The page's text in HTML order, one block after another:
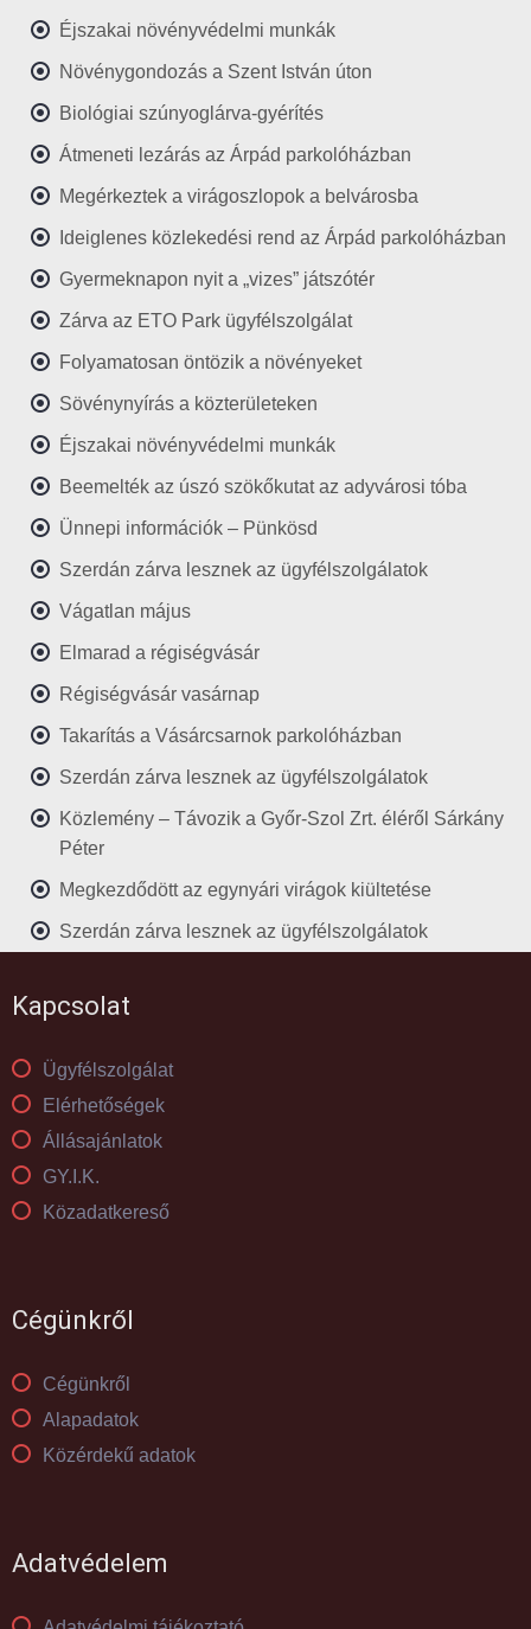
Éjszakai növényvédelmi munkák
Növénygondozás a Szent István úton
Biológiai szúnyoglárva-gyérítés
Átmeneti lezárás az Árpád parkolóházban
Megérkeztek a virágoszlopok a belvárosba
Ideiglenes közlekedési rend az Árpád parkolóházban
Gyermeknapon nyit a „vizes” játszótér
Zárva az ETO Park ügyfélszolgálat
Folyamatosan öntözik a növényeket
Sövénynyírás a közterületeken
Éjszakai növényvédelmi munkák
Beemelték az úszó szökőkutat az adyvárosi tóba
Ünnepi információk – Pünkösd
Szerdán zárva lesznek az ügyfélszolgálatok
Vágatlan május
Elmarad a régiségvásár
Régiségvásár vasárnap
Takarítás a Vásárcsarnok parkolóházban
Szerdán zárva lesznek az ügyfélszolgálatok
Közlemény – Távozik a Győr-Szol Zrt. éléről Sárkány
Péter
Megkezdődött az egynyári virágok kiültetése
Szerdán zárva lesznek az ügyfélszolgálatok
Kapcsolat
Ügyfélszolgálat
Elérhetőségek
Állásajánlatok
GY.I.K.
Közadatkereső
Cégünkről
Cégünkről
Alapadatok
Közérdekű adatok
Adatvédelem